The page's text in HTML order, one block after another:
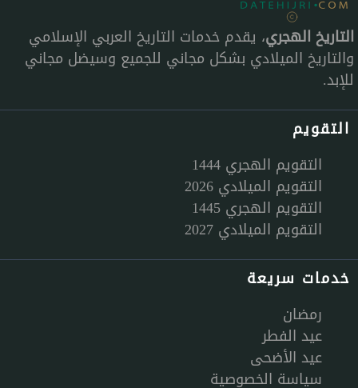
التاريخ الهجري، يقدم خدمات التاريخ العربي الإسلامي
والتاريخ الميلادي بشكل مجاني للجميع وسيضل مجاني
للإبد.
التقويم
التقويم الهجري 1444
التقويم الميلادي 2026
التقويم الهجري 1445
التقويم الميلادي 2027
خدمات سريعة
رمضان
عيد الفطر
عيد الأضحى
سياسة الخصوصية